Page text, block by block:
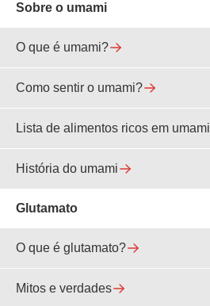
Sobre o umami
O que é umami?
Como sentir o umami?
Lista de alimentos ricos em umami
História do umami
Glutamato
O que é glutamato?
Mitos e verdades